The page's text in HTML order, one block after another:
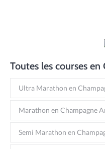
Toutes les courses
Ultra Marathon en
Marathon en Champagne
Semi Marathon en